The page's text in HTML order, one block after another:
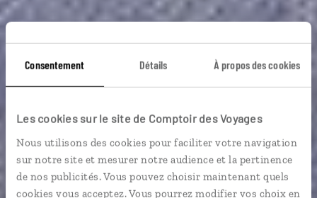
Consentement Détails À propos des cookies
Les cookies sur le site de Comptoir des Voyages
Nous utilisons des cookies pour faciliter votre navigation
sur notre site et mesurer notre audience et la pertinence
de nos publicités. Vous pouvez choisir maintenant quels
cookies vous acceptez. Vous pourrez modifier vos choix en
Trésors du Yunnan
Circuit à Yunnan, un voyage hors du temps.